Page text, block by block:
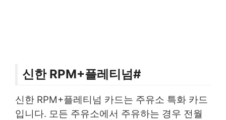
신한 RPM+플레티넘#
신한 RPM+플레티넘 카드는 주유소 특화 카드
입니다. 모든 주유소에서 주유하는 경우 전월